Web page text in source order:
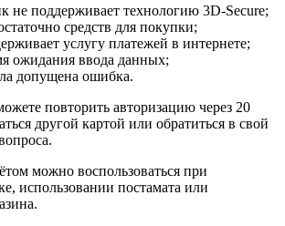
не поддерживает технологию 3D-Secure;
средств для покупки;
услугу платежей в интернете;
ожидания ввода данных;
допущена ошибка.
повторить авторизацию через 20
другой картой или обратиться в свой
можно воспользоваться при
использовании постамата или